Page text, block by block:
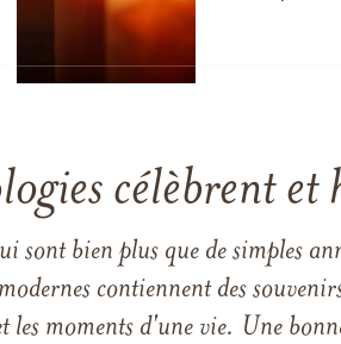
célèbrent
sont bien plus que de simples
contiennent des
les moments d'une vie. Une